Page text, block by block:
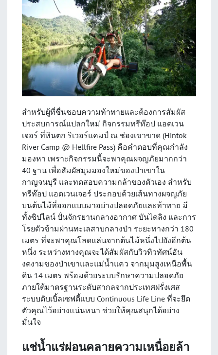
สำหรับผู้ที่ชื่นชอบความท้าทายและต้องการสัมผัส
ประสบการณ์แปลกใหม่ กิจกรรมทรีท๊อป แอดเวน
เจอร์ ที่หินตก ริเวอร์แคมป์ ณ ช่องเขาขาด (Hintok
River Camp @ Hellfire Pass) คือคำตอบที่คุณกำลัง
มองหา เพราะกิจกรรมนี้จะพาคุณผจญภัยมากกว่า
40 ฐาน เพื่อสัมผัสมุมมองใหม่ของป่าเขาใน
กาญจนบุรี และทดสอบความกล้าของตัวเอง สำหรับ
ทรีท๊อป แอดเวนเจอร์ ประกอบด้วยเส้นทางผจญภัย
บนต้นไม้ที่ออกแบบมาอย่างปลอดภัยและท้าทาย มี
ทั้งซิปไลน์ ปั่นจักรยานกลางอากาศ บันไดลิง และการ
โรยตัวข้ามผ่านทะเลสาบกลางป่า ระยะทางกว่า 180
เมตร ที่จะพาคุณโลดแล่นจากต้นไม้หนึ่งไปยังอีกต้น
หนึ่ง ระหว่างทางคุณจะได้สัมผัสกับวิวทิวทัศน์อัน
งดงามของป่าเขาและแม่น้ำแคว จากมุมสูงเหนือพื้น
ดิน 14 เมตร พร้อมด้วยระบบรักษาความปลอดภัย
ภายใต้มาตรฐานระดับสากลจากประเทศฝรั่งเศส
ระบบดับเบิ้ลเซฟตี้เเบบ Continuous Life Line ที่จะยึด
ตัวคุณไว้อย่างแน่นหนา ช่วยให้คุณสนุกได้อย่าง
มั่นใจ
แช่น้ำแร่ผ่อนคลายความเหนื่อยล้า